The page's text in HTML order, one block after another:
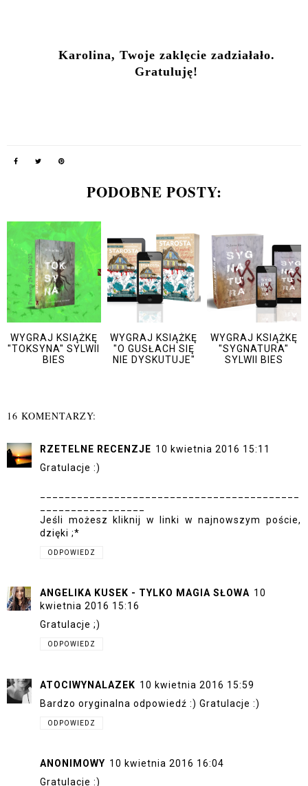
Karolina, Twoje zaklęcie zadziałało.
Gratuluję!
PODOBNE POSTY:
WYGRAJ KSIĄŻKĘ
"TOKSYNA" SYLWII
BIES
WYGRAJ KSIĄŻKĘ
"O GUSŁACH SIĘ
NIE DYSKUTUJE"
WYGRAJ KSIĄŻKĘ
"SYGNATURA"
SYLWII BIES
16 KOMENTARZY:
RZETELNE RECENZJE 10 kwietnia 2016 15:11
Gratulacje :)
Jeśli możesz kliknij w linki w najnowszym poście,
dzięki ;*
ODPOWIEDZ
ANGELIKA KUSEK - TYLKO MAGIA SŁOWA 10
kwietnia 2016 15:16
Gratulacje ;)
ODPOWIEDZ
ATOCIWYNALAZEK 10 kwietnia 2016 15:59
Bardzo oryginalna odpowiedź :) Gratulacje :)
ODPOWIEDZ
ANONIMOWY 10 kwietnia 2016 16:04
Gratulacje :)